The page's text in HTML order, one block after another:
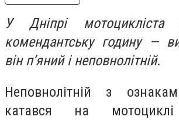
У Дніпрі мотоцикліста
комендантську годину —
він п’яний і неповнолітній.
Неповнолітній з
катався на